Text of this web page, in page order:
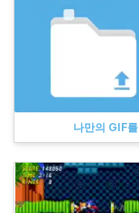
나만의 GIF를